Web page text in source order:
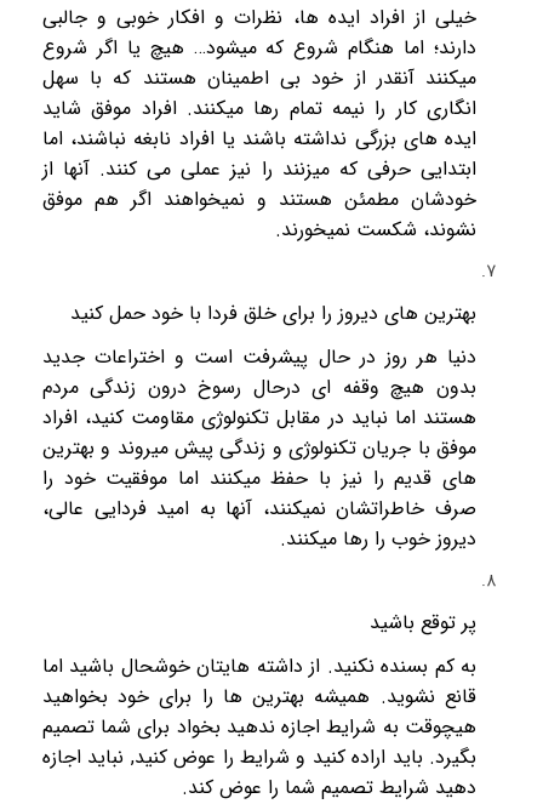
خیلی از افراد ایده ها، نظرات و افکار خوبی و جالبی
دارند؛ اما هنگام شروع که میشود… هیچ یا اگر شروع
میکنند آنقدر از خود بی اطمینان هستند که با سهل
انگاری کار را نیمه تمام رها میکنند. افراد موفق شاید
ایده های بزرگی نداشته باشند یا افراد نابغه نباشند، اما
ابتدایی حرفی که میزنند را نیز عملی می کنند. آنها از
خودشان مطمئن هستند و نمیخواهند اگر هم موفق
نشوند، شکست نمیخورند.
بهترین های دیروز را برای خلق فردا با خود حمل کنید
دنیا هر روز در حال پیشرفت است و اختراعات جدید
بدون هیچ وقفه ای درحال رسوخ درون زندگی مردم
هستند اما نباید در مقابل تکنولوژی مقاومت کنید، افراد
موفق با جریان تکنولوژی و زندگی پیش میروند و بهترین
های قدیم را نیز با حفظ میکنند اما موفقیت خود را
صرف خاطراتشان نمیکنند، آنها به امید فردایی عالی،
دیروز خوب را رها میکنند.
پر توقع باشید
به کم بسنده نکنید. از داشته هایتان خوشحال باشید اما
قانع نشوید. همیشه بهترین ها را برای خود بخواهید
هیچوقت به شرایط اجازه ندهید بخواد برای شما تصمیم
بگیرد. باید اراده کنید و شرایط را عوض کنید, نباید اجازه
دهید شرایط تصمیم شما را عوض کند.